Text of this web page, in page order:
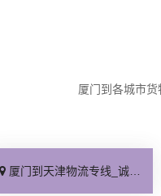
厦门到各城市货
厦门到天津物流专线_诚信为先「专业调车」